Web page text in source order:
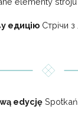
едицію Стрічи
edycję